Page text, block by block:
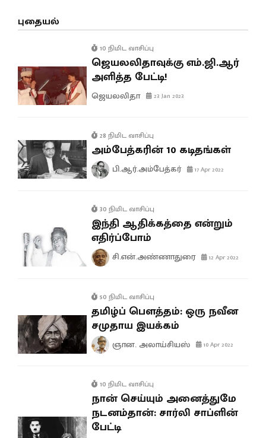
புதையல்
10 நிமிட வாசிப்பு
ஜெயலலிதாவுக்கு எம்.ஜி.ஆர்
அளித்த பேட்டி!
ஜெயலலிதா 23 Jan 2023
28 நிமிட வாசிப்பு
அம்பேத்கரின் 10 கடிதங்கள்
பி.ஆர்.அம்பேத்கர் 17 Apr 2022
30 நிமிட வாசிப்பு
இந்தி ஆதிக்கத்தை என்றும்
எதிர்ப்போம்
சி.என்.அண்ணாதுரை 12 Apr 2022
50 நிமிட வாசிப்பு
தமிழ்ப் பௌத்தம்: ஒரு நவீன
சமுதாய இயக்கம்
ஞான. அலாய்சியஸ் 10 Apr 2022
10 நிமிட வாசிப்பு
நான் செய்யும் அனைத்துமே
நடனம்தான்: சார்லி சாப்ளின்
பேட்டி